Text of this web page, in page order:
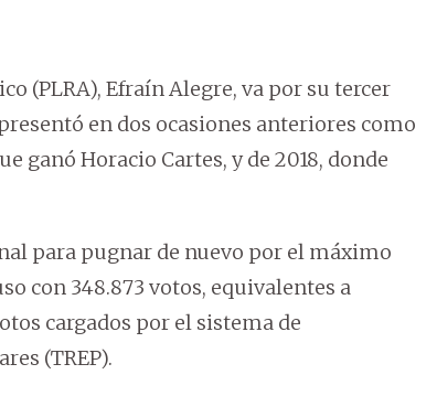
(PLRA), Efraín Alegre, va por su tercer
en dos ocasiones anteriores como
ganó Horacio Cartes, y de 2018, donde
para pugnar de nuevo por el máximo
con 348.873 votos, equivalentes a
cargados por el sistema de
(TREP).